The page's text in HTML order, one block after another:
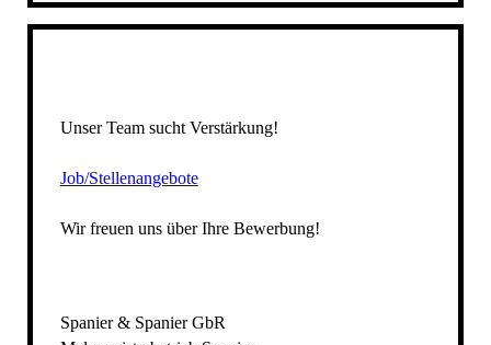
Unser Team sucht Verstärkung!
Job/Stellenangebote
Wir freuen uns über Ihre Bewerbung!
Spanier & Spanier GbR